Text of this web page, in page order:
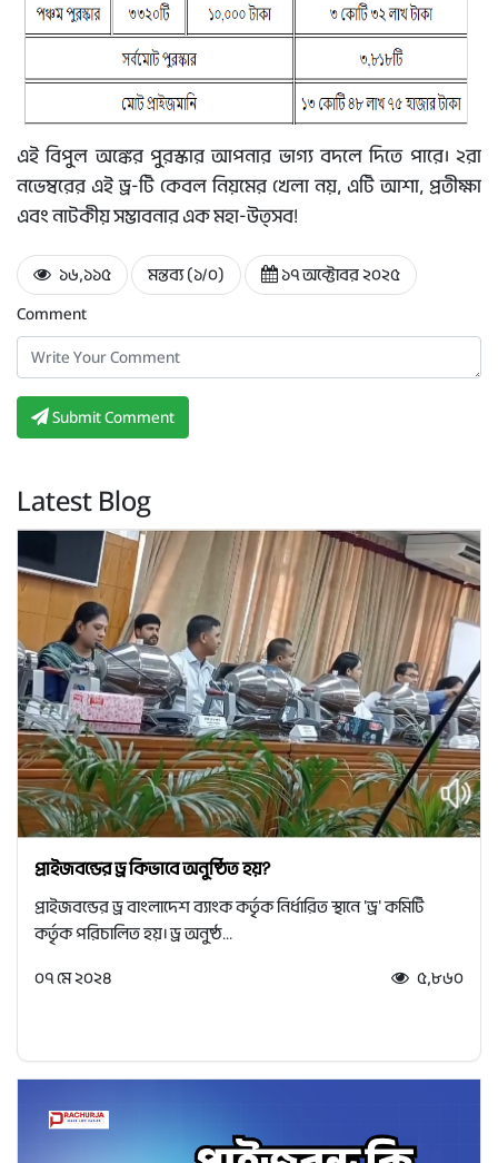
এই বিপুল অঙ্কের পুরস্কার আপনার ভাগ্য বদলে দিতে পারে। ২রা
নভেম্বরের এই ড্র-টি কেবল নিয়মের খেলা নয়, এটি আশা, প্রতীক্ষা
এবং নাটকীয় সম্ভাবনার এক মহা-উত্সব!
১৬,১১৫ মন্তব্য (১/০)
১৭ অক্টোবর ২০২৫
Comment
Submit Comment
Latest Blog
প্রাইজবন্ডের ড্র কিভাবে অনুষ্ঠিত হয়?
প্রাইজবন্ডের ড্র বাংলাদেশ ব্যাংক কর্তৃক নির্ধারিত স্থানে 'ড্র' কমিটি
কর্তৃক পরিচালিত হয়। ড্র অনুষ্ঠ...
০৭ মে ২০২৪
৫,৮৬০